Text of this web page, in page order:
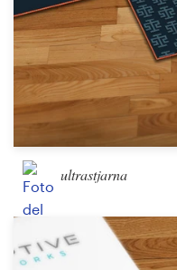
ultrastjarna
Encontrar un diseñador
Descubra la inspiración
99designs Studio
99designs Pro
Obtenga
un